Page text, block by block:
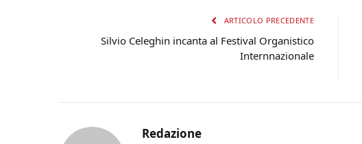
ARTICOLO PRECEDENTE
Silvio Celeghin incanta al Festival Organistico
Internnazionale
Redazione